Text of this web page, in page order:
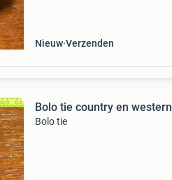
Nieuw Verzenden
Bolo tie country en western
Bolo tie